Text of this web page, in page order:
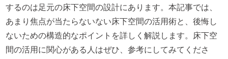
するのは足元の床下空間の設計にあります。本記事では、
あまり焦点が当たらないない床下空間の活用術と、後悔し
ないための構造的なポイントを詳しく解説します。床下空
間の活用に関心がある人はぜひ、参考にしてみてくださ